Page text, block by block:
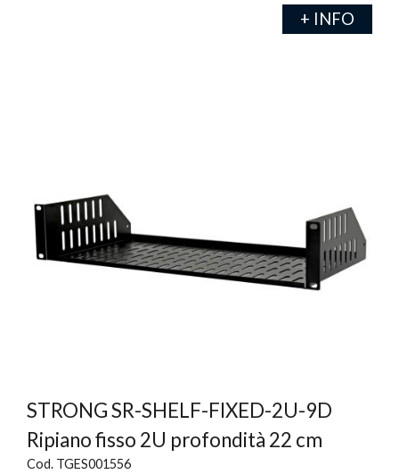
+ INFO
STRONG SR-SHELF-FIXED-2U-9D
Ripiano fisso 2U profondità 22 cm
Cod. TGES001556